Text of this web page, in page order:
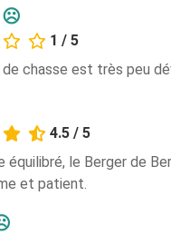
☹️
1 / 5
chasse est très peu
4.5 / 5
équilibré, le Berger de
et patient.